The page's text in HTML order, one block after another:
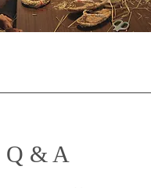
Q & A